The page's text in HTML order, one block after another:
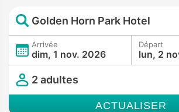
Golden Horn Park Hotel
Arrivée
dim, 1 nov. 2026
Départ
lun, 2
2 adultes
ACTUALISER